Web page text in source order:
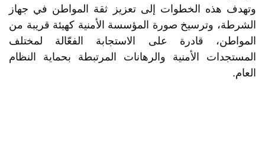
وتهدف هذه الخطوات إلى تعزيز ثقة المواطن في جهاز
الشرطة، وترسيخ صورة المؤسسة الأمنية كهيئة قريبة من
المواطن، قادرة على الاستجابة الفعّالة لمختلف
المستجدات الأمنية والرهانات المرتبطة بحماية النظام
العام.